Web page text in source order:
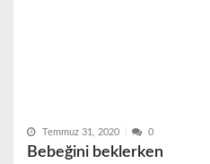
Temmuz 31, 2020 0
Bebeğini beklerken